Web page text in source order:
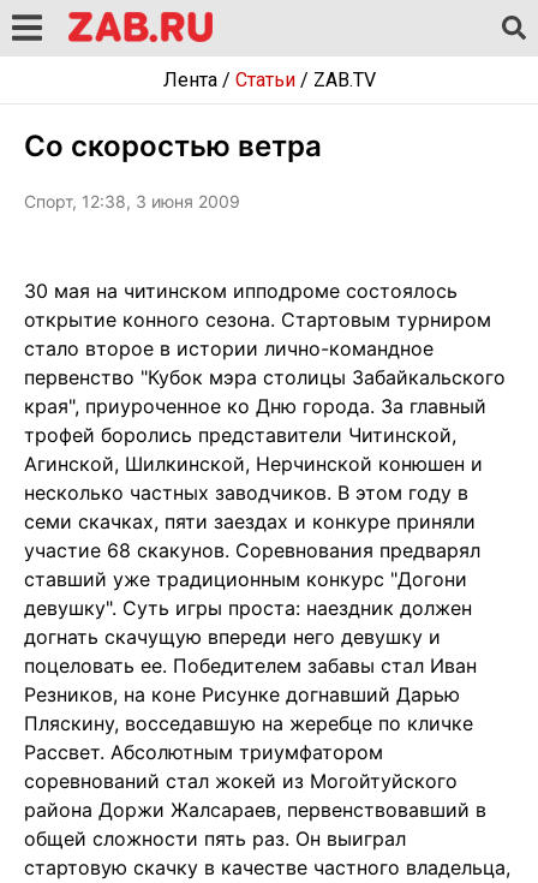
Лента/ Статьи/ ZAB.TV
Со скоростью ветра
Спорт, 12:38, 3 июня 2009
30 мая на читинском ипподроме состоялось
открытие конного сезона. Стартовым турниром
стало второе в истории лично-командное
первенство "Кубок мэра столицы Забайкальского
края", приуроченное ко Дню города. За главный
трофей боролись представители Читинской,
Агинской, Шилкинской, Нерчинской конюшен и
несколько частных заводчиков. В этом году в
семи скачках, пяти заездах и конкуре приняли
участие 68 скакунов. Соревнования предварял
ставший уже традиционным конкурс "Догони
девушку". Суть игры проста: наездник должен
догнать скачущую впереди него девушку и
поцеловать ее. Победителем забавы стал Иван
Резников, на коне Рисунке догнавший Дарью
Пляскину, восседавшую на жеребце по кличке
Рассвет. Абсолютным триумфатором
соревнований стал жокей из Могойтуйского
района Доржи Жалсараев, первенствовавший в
общей сложности пять раз. Он выиграл
стартовую скачку в качестве частного владельца,